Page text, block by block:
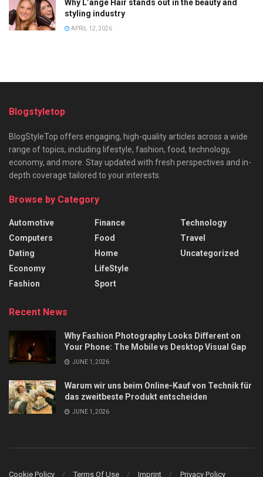
Why L’ange Hair stands out in the beauty and
styling industry
APRIL 12, 2026
Blogstyletop
BlogStyleTop offers engaging, high-quality articles across a wide
range of topics, including lifestyle, fashion, food, technology,
economy, and more. Stay updated with fresh perspectives and in-
depth coverage tailored to your interests.
Browse by Category
Automotive
Computers
Dating
Economy
Fashion
Finance
Food
Home
LifeStyle
Sport
Technology
Travel
Uncategorized
Recent News
Why Fashion Photography Looks Different on
Your Phone: The Mobile vs Desktop Visual Gap
JUNE 1, 2026
Warum wir uns beim Online-Kauf von Technik für
das zweitbeste Produkt entscheiden
JUNE 1, 2026
Cookie Policy Terms Of Use Imprint Privacy Policy